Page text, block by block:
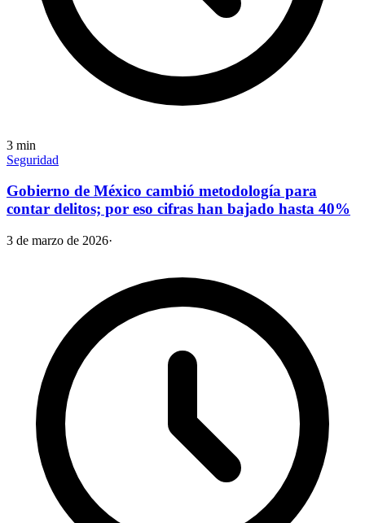
3 min
Seguridad
Gobierno de México cambió metodología para
contar delitos; por eso cifras han bajado hasta 40%
3 de marzo de 2026·